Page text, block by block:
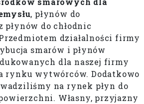
, płynów do
do chłodnic
działalności firmy
smarów i płynów
dla naszej firmy
rynku wytwórców. Dodatkowo
na rynek płyn do
Własny, przyjazny